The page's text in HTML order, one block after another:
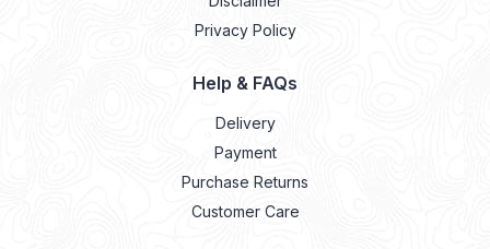
Privacy Policy
Help & FAQs
Delivery
Payment
Purchase Returns
Customer Care